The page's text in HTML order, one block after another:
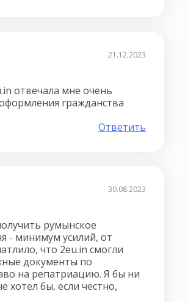
21.12.2023
отвечала мне очень
гражданства
Ответить
30.08.2023
румынское
- минимум усилий, от
что 2eu.in смогли
документы по
на репатриацию. Я бы ни
хотел бы, если честно,